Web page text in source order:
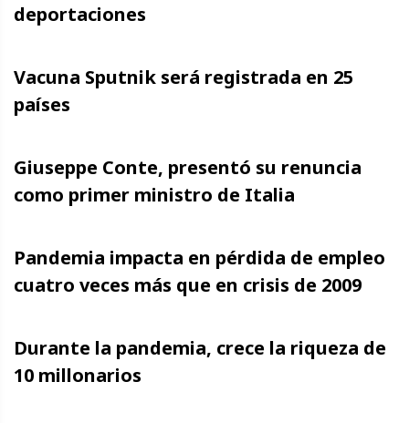
deportaciones
Vacuna Sputnik será registrada en 25
países
Giuseppe Conte, presentó su renuncia
como primer ministro de Italia
Pandemia impacta en pérdida de empleo
cuatro veces más que en crisis de 2009
Durante la pandemia, crece la riqueza de
10 millonarios